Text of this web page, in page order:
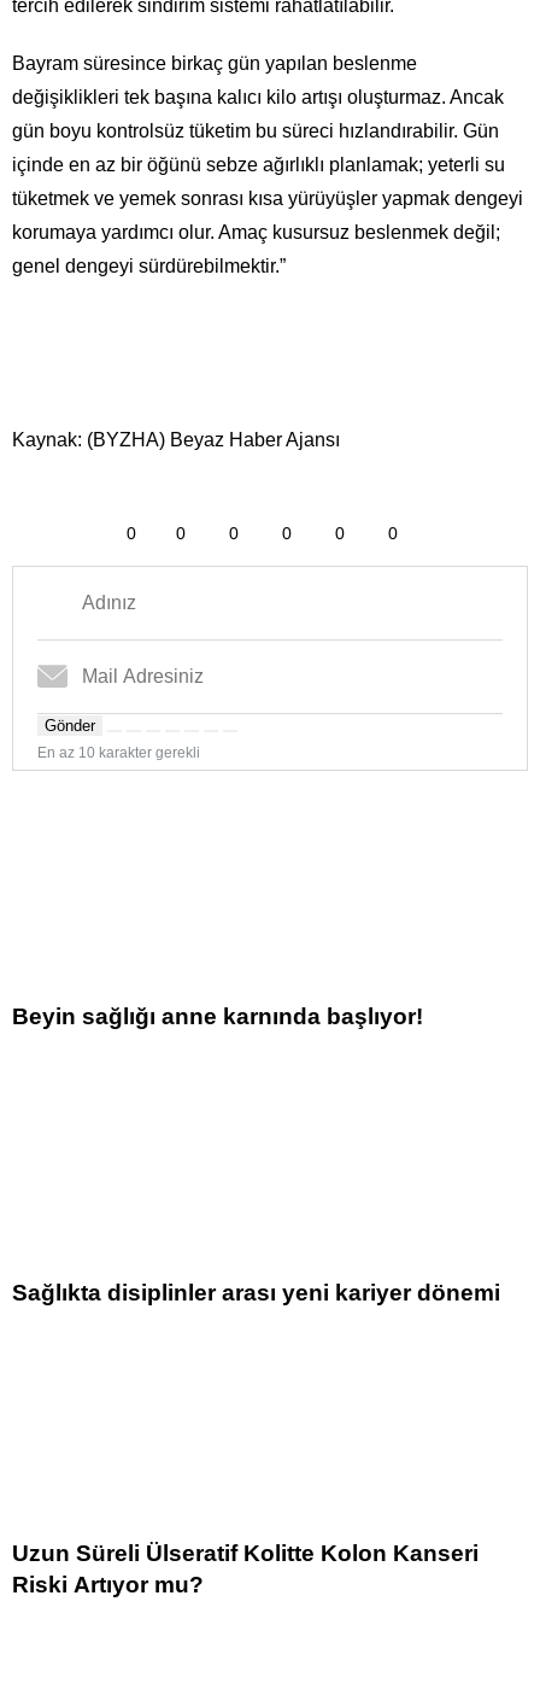
tercih edilerek sindirim sistemi rahatlatılabilir.
Bayram süresince birkaç gün yapılan beslenme
değişiklikleri tek başına kalıcı kilo artışı oluşturmaz. Ancak
gün boyu kontrolsüz tüketim bu süreci hızlandırabilir. Gün
içinde en az bir öğünü sebze ağırlıklı planlamak; yeterli su
tüketmek ve yemek sonrası kısa yürüyüşler yapmak dengeyi
korumaya yardımcı olur. Amaç kusursuz beslenmek değil;
genel dengeyi sürdürebilmektir.”
Kaynak: (BYZHA) Beyaz Haber Ajansı
0 0 0 0 0 0
Gönder
En az 10 karakter gerekli
Beyin sağlığı anne karnında başlıyor!
Sağlıkta disiplinler arası yeni kariyer dönemi
Uzun Süreli Ülseratif Kolitte Kolon Kanseri
Riski Artıyor mu?